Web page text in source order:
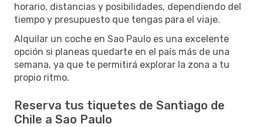
horario, distancias y posibilidades, dependiendo del
tiempo y presupuesto que tengas para el viaje.
Alquilar un coche en Sao Paulo es una excelente
opción si planeas quedarte en el país más de una
semana, ya que te permitirá explorar la zona a tu
propio ritmo.
Reserva tus tiquetes de Santiago de
Chile a Sao Paulo